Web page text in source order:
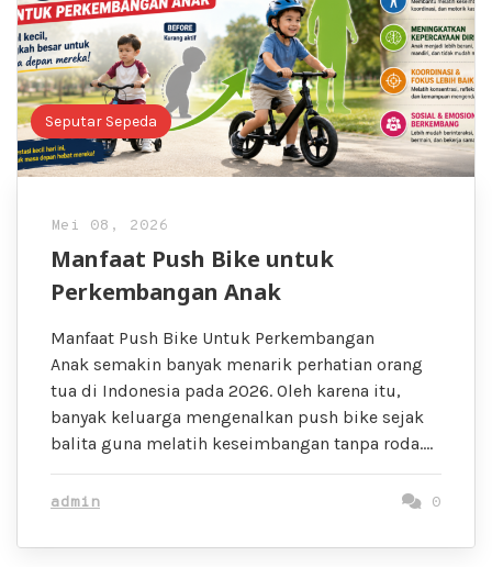
Seputar Sepeda
Mei 08, 2026
Manfaat Push Bike untuk
Perkembangan Anak
Manfaat Push Bike Untuk Perkembangan
Anak semakin banyak menarik perhatian orang
tua di Indonesia pada 2026. Oleh karena itu,
banyak keluarga mengenalkan push bike sejak
balita guna melatih keseimbangan tanpa roda….
admin 0